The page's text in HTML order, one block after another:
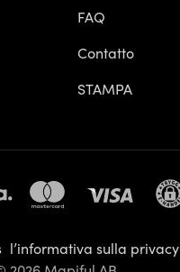
FAQ
Contatto
STAMPA
l’informativa sulla privacy